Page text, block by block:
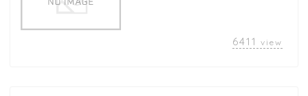
6411 view